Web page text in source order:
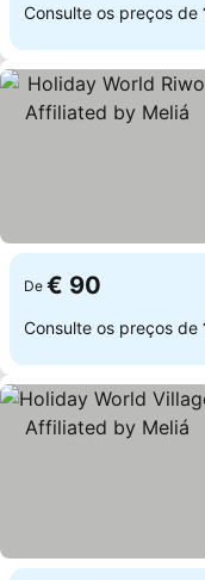
Consulte os preços de
De € 90
Consulte os preços de